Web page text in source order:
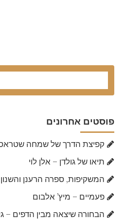
פוסטים אחרונים
קפיצת הדרך של שמחה
תיאו של גולדן – אלן לוי
המשקיפות, ספרה הרענן
פעמיים – מיץ’ אלבום
הבחורה שיצאה מבין הדפים –